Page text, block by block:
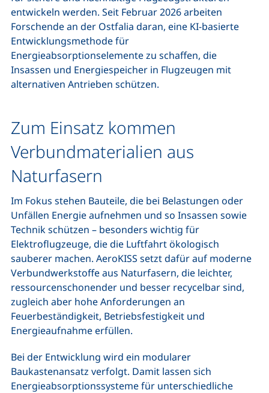
entwickeln werden. Seit Februar 2026 arbeiten
Forschende an der Ostfalia daran, eine KI-basierte
Entwicklungsmethode für
Energieabsorptionselemente zu schaffen, die
Insassen und Energiespeicher in Flugzeugen mit
alternativen Antrieben schützen.
Zum Einsatz kommen
Verbundmaterialien aus
Naturfasern
Im Fokus stehen Bauteile, die bei Belastungen oder
Unfällen Energie aufnehmen und so Insassen sowie
Technik schützen – besonders wichtig für
Elektroflugzeuge, die die Luftfahrt ökologisch
sauberer machen. AeroKISS setzt dafür auf moderne
Verbundwerkstoffe aus Naturfasern, die leichter,
ressourcenschonender und besser recycelbar sind,
zugleich aber hohe Anforderungen an
Feuerbeständigkeit, Betriebsfestigkeit und
Energieaufnahme erfüllen.
Bei der Entwicklung wird ein modularer
Baukastenansatz verfolgt. Damit lassen sich
Energieabsorptionssysteme für unterschiedliche